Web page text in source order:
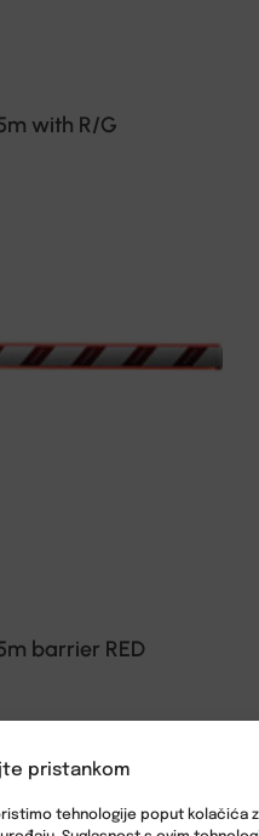
pristankom
tehnologije poput kolačića
with R/G
barrier RED